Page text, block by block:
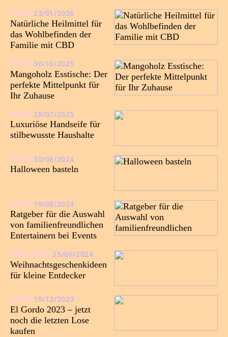
TIPPS 23/01/2026
Natürliche Heilmittel für
das Wohlbefinden der
Familie mit CBD
TIPPS 30/10/2025
Mangoholz Esstische: Der
perfekte Mittelpunkt für
Ihr Zuhause
TIPPS 28/07/2025
Luxuriöse Handseife für
stilbewusste Haushalte
TIPPS 30/08/2024
Halloween basteln
TIPPS 19/08/2024
Ratgeber für die Auswahl
von familienfreundlichen
Entertainern bei Events
SPIELZEUG 25/06/2024
Weihnachtsgeschenkideen
für kleine Entdecker
TIPPS 19/12/2023
El Gordo 2023 – jetzt
noch die letzten Lose
kaufen